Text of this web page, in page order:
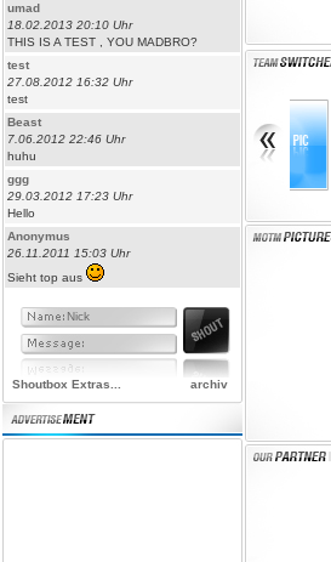
umad
18.02.2013 20:10 Uhr
THIS IS A TEST , YOU MADBRO?
test
27.08.2012 16:32 Uhr
test
Beast
7.06.2012 22:46 Uhr
huhu
ggg
29.03.2012 17:23 Uhr
Hello
Anonymus
26.11.2011 15:03 Uhr
Sieht top aus
Shoutbox Extras... archiv